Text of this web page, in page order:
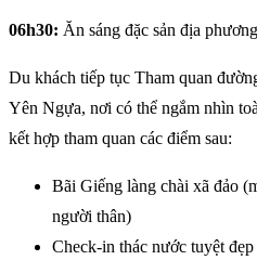
06h30: Ăn sáng đặc sản địa
Du khách tiếp tục Tham quan
Yên Ngựa, nơi có thể ngắm nhìn
kết hợp tham quan các điểm sau:
Bãi Giếng làng chài xã đảo
người thân)
Check-in thác nước tuyệt